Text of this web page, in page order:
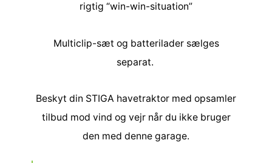
rigtig “win-win-situation”
Multiclip-sæt og batterilader sælges
separat.
Beskyt din STIGA havetraktor med opsamler
tilbud mod vind og vejr når du ikke bruger
den med denne garage.